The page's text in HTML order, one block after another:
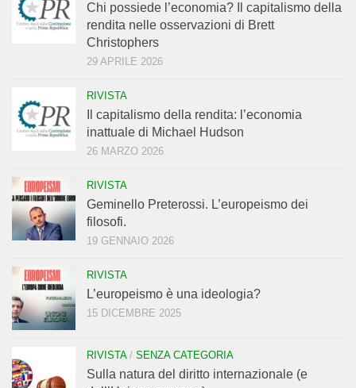
Chi possiede l’economia? Il capitalismo della
rendita nelle osservazioni di Brett
Christophers
29 APRILE 2026
RIVISTA
Il capitalismo della rendita: l’economia
inattuale di Michael Hudson
26 MARZO 2026
RIVISTA
Geminello Preterossi. L’europeismo dei
filosofi.
19 GENNAIO 2026
RIVISTA
L’europeismo è una ideologia?
15 DICEMBRE 2025
RIVISTA/ SENZA CATEGORIA
Sulla natura del diritto internazionale (e